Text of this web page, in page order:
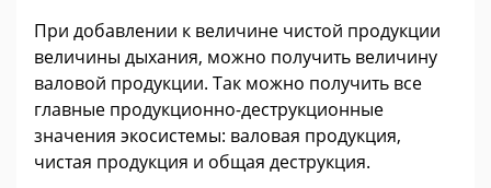
При добавлении к величине чистой продукции
величины дыхания, можно получить величину
валовой продукции. Так можно получить все
главные продукционно-деструкционные
значения экосистемы: валовая продукция,
чистая продукция и общая деструкция.